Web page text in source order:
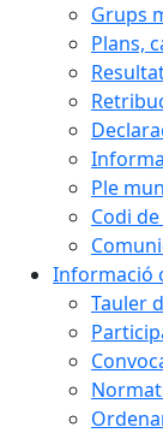
Grups
Plans,
Ple
Codi
Informació
Tauler